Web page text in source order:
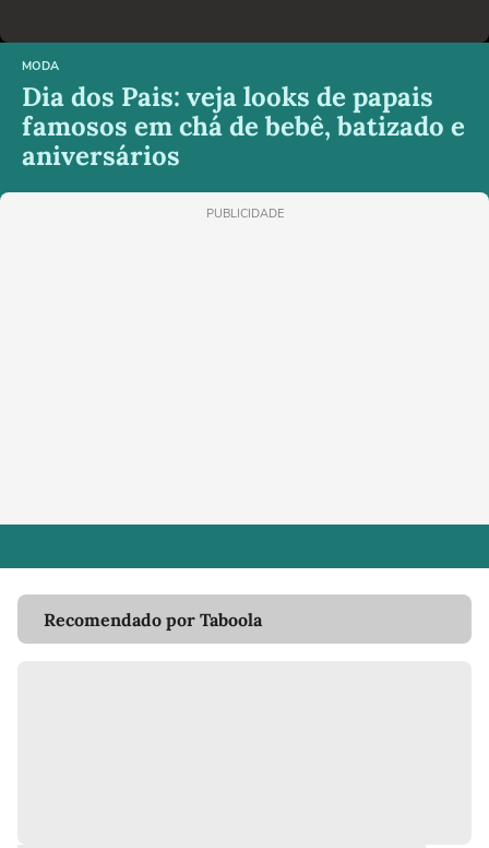
MODA
Dia dos Pais: veja looks de papais
famosos em chá de bebê, batizado e
aniversários
PUBLICIDADE
Recomendado por Taboola